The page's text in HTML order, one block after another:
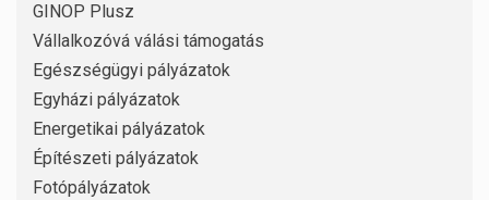
GINOP Plusz
Vállalkozóvá válási támogatás
Egészségügyi pályázatok
Egyházi pályázatok
Energetikai pályázatok
Építészeti pályázatok
Fotópályázatok